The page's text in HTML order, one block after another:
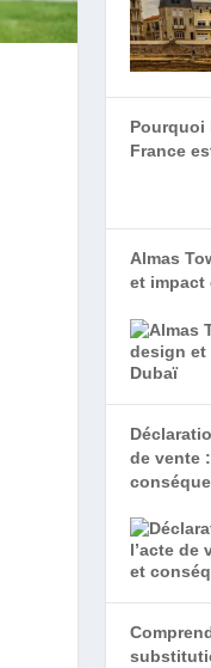
Pourquoi
France
Almas
et impact
de vente